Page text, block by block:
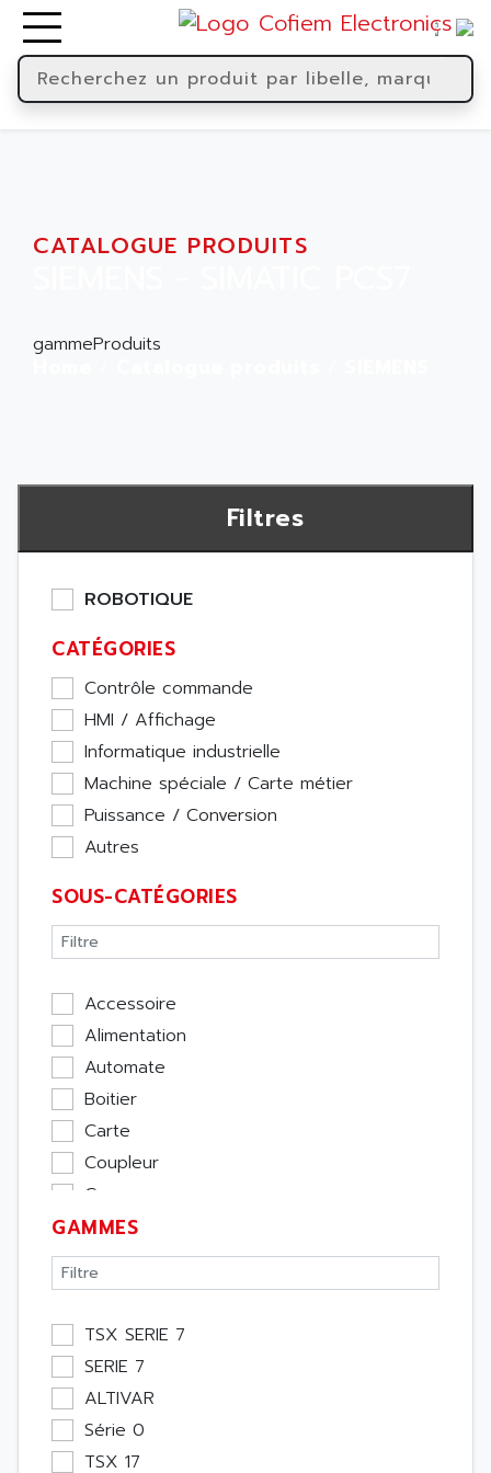
CATALOGUE PRODUITS
gammeProduits
Filtres
ROBOTIQUE
CATÉGORIES
Contrôle commande
HMI / Affichage
Informatique industrielle
Machine spéciale / Carte métier
Puissance / Conversion
Autres
SOUS-CATÉGORIES
Accessoire
Alimentation
Automate
Boitier
Carte
Coupleur
Cpu
Ecran
Entrée / Sortie
Memoire
Module Métier
Moteur
Pupitre Opérateur
Rack
Etude
GAMMES
TSX SERIE 7
SERIE 7
ALTIVAR
Série 0
TSX 17